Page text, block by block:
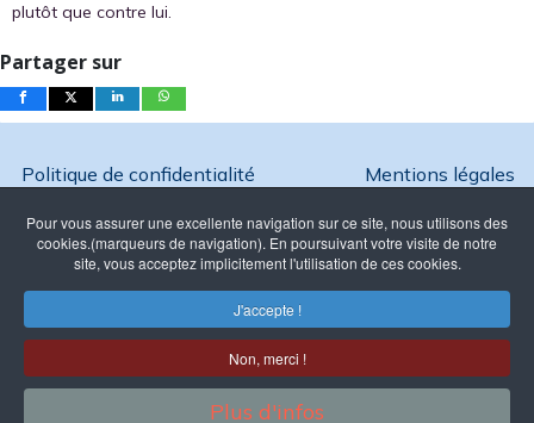
Pour vous assurer une excellente navigation sur ce site, nous utilisons des
cookies.(marqueurs de navigation). En poursuivant votre visite de notre
site, vous acceptez implicitement l'utilisation de ces cookies.
J'accepte !
Non, merci !
Plus d'infos
plutôt que contre lui.
Partager sur
Politique de confidentialité Mentions légales
Association Loi 1901 enregistrée à
la Préfecture de Paris sous le N°
W751257331
39 avenue Pierre 1er de Serbie -
Copyright @ 2026 Ambition France - Reproduction interdite